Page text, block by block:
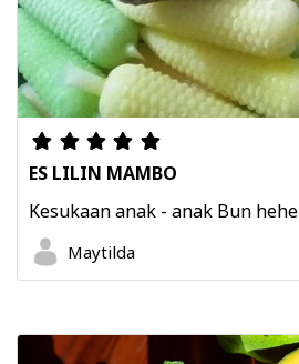
ES LILIN MAMBO
Kesukaan anak - anak Bun hehe
Maytilda